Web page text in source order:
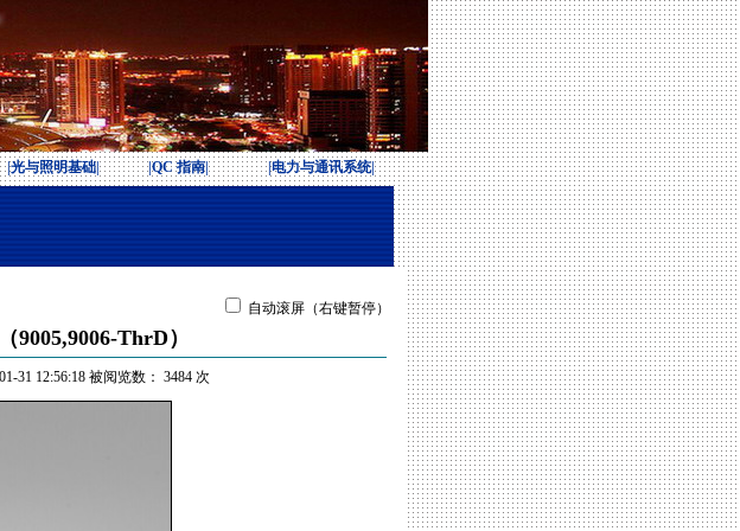
|光与照明基础| |QC 指南| |电力与通讯系统|
自动滚屏（右键暂停）
9005,9006-ThrD）
31 12:56:18 被阅览数： 3484 次